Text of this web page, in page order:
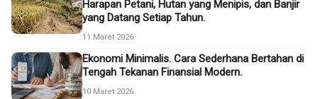
Harapan Petani, Hutan yang Menipis, dan Banjir
yang Datang Setiap Tahun.
11 Maret 2026
Ekonomi Minimalis. Cara Sederhana Bertahan di
Tengah Tekanan Finansial Modern.
10 Maret 2026